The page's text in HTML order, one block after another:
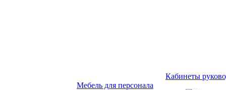
Мебель для персонала
Кабинеты